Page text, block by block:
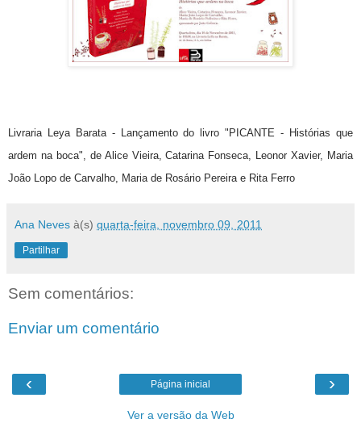
Livraria Leya Barata - Lançamento do livro "PICANTE - Histórias que
ardem na boca", de Alice Vieira, Catarina Fonseca, Leonor Xavier, Maria
Ana Neves à(s) quarta-feira, novembro 09, 2011
Partilhar
Sem comentários:
Enviar um comentário
‹ ›
Página inicial
Ver a versão da Web